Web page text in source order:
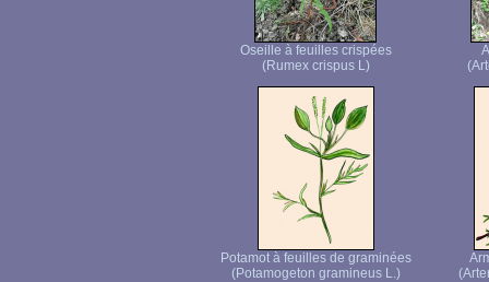
Oseille à feuilles crispées
(Rumex crispus L)
Potamot à feuilles de graminées
(Potamogeton gramineus L.)